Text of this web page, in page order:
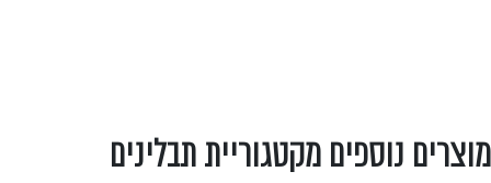
מוצרים נוספים מקטגוריית תבלינים